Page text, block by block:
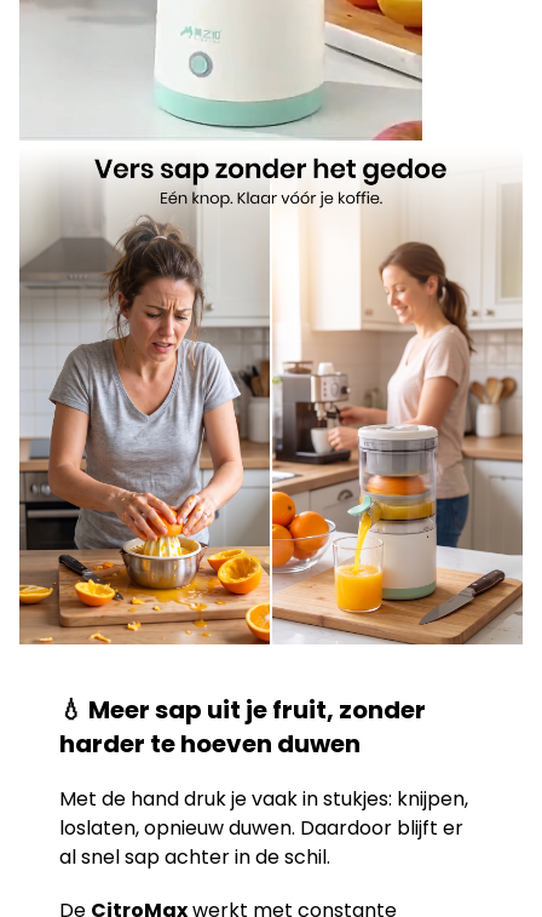
💧 Meer sap uit je fruit, zonder
harder te hoeven duwen
Met de hand druk je vaak in stukjes: knijpen,
loslaten, opnieuw duwen. Daardoor blijft er
al snel sap achter in de schil.
De CitroMaxwerkt met constante